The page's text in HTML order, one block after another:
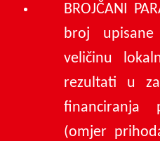
BROJČANI
broj
veličinu
rezultati u
financiranja
(omjer